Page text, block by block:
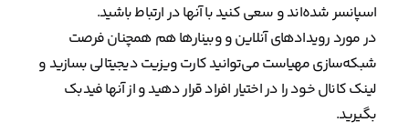
اسپانسر شده‌اند و سعی کنید با آنها در ارتباط باشید.
در مورد رویدادهای آنلاین و وبینارها هم همچنان فرصت
شبکه‌سازی مهیاست می‌توانید کارت ویزیت دیجیتالی بسازید و
لینک کانال خود را در اختیار افراد قرار دهید و از آنها فیدبک
بگیرید.